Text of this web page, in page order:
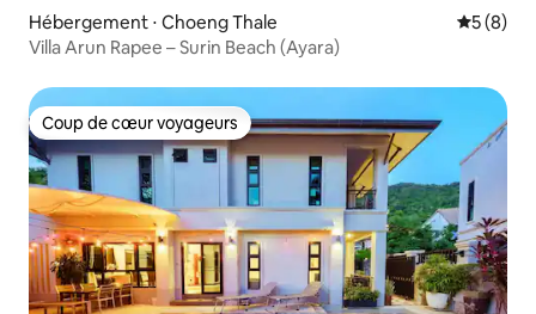
Hébergement ⋅ Choeng Thale
5 (8)
Villa Arun Rapee – Surin Beach (Ayara)
Coup de cœur voyageurs
Coup de cœur voyageurs